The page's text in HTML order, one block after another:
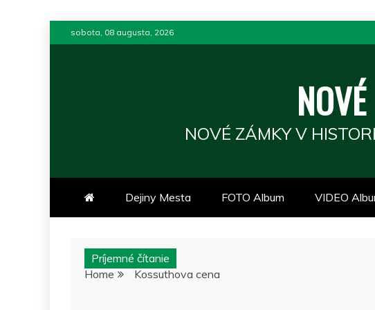
to
sobota, 08 augusta, 2026
NOVÉ ZÁMKY V
Dejiny Mesta FOTO Album VIDEO
Príjemné čítanie
Home
Kossuthova cena